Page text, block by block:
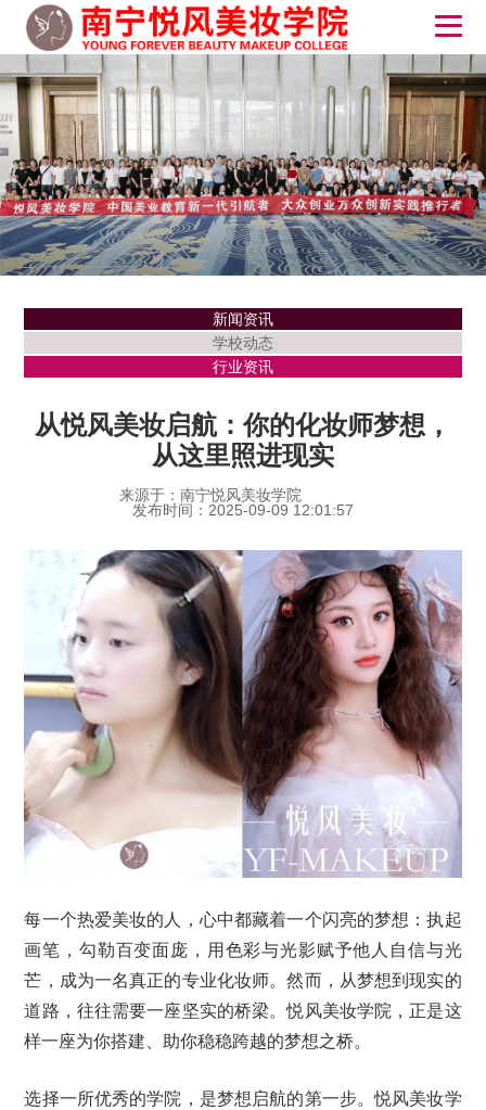
新闻资讯
学校动态
行业资讯
从悦风美妆启航：你的化妆师梦想，
从这里照进现实
来源于：南宁悦风美妆学院
发布时间：2025-09-09 12:01:57
每一个热爱美妆的人，心中都藏着一个闪亮的梦想：执起
画笔，勾勒百变面庞，用色彩与光影赋予他人自信与光
芒，成为一名真正的专业化妆师。然而，从梦想到现实的
道路，往往需要一座坚实的桥梁。悦风美妆学院，正是这
样一座为你搭建、助你稳稳跨越的梦想之桥。
选择一所优秀的学院，是梦想启航的第一步。悦风美妆学